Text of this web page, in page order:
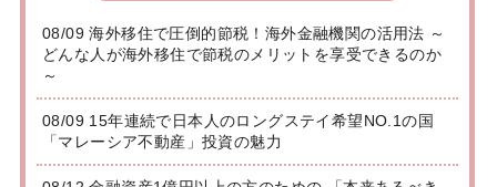
08/09 海外移住で圧倒的節税！海外金融機関の活用法 ～
どんな人が海外移住で節税のメリットを享受できるのか
～
08/09 15年連続で日本人のロングステイ希望NO.1の国
「マレーシア不動産」投資の魅力